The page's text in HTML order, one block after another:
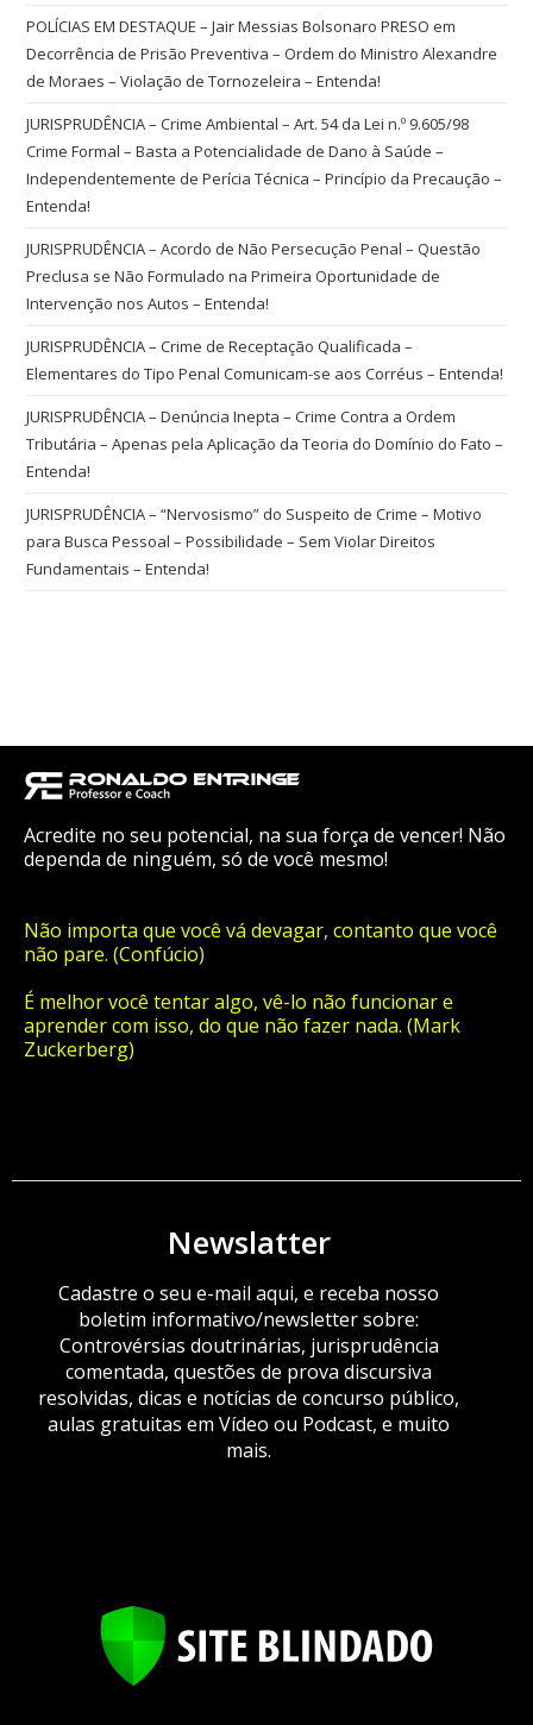
POLÍCIAS EM DESTAQUE – Jair Messias Bolsonaro PRESO em
Decorrência de Prisão Preventiva – Ordem do Ministro Alexandre
de Moraes – Violação de Tornozeleira – Entenda!
JURISPRUDÊNCIA – Crime Ambiental – Art. 54 da Lei n.º 9.605/98
Crime Formal – Basta a Potencialidade de Dano à Saúde –
Independentemente de Perícia Técnica – Princípio da Precaução –
Entenda!
JURISPRUDÊNCIA – Acordo de Não Persecução Penal – Questão
Preclusa se Não Formulado na Primeira Oportunidade de
Intervenção nos Autos – Entenda!
JURISPRUDÊNCIA – Crime de Receptação Qualificada –
Elementares do Tipo Penal Comunicam-se aos Corréus – Entenda!
JURISPRUDÊNCIA – Denúncia Inepta – Crime Contra a Ordem
Tributária – Apenas pela Aplicação da Teoria do Domínio do Fato –
Entenda!
JURISPRUDÊNCIA – “Nervosismo” do Suspeito de Crime – Motivo
para Busca Pessoal – Possibilidade – Sem Violar Direitos
Fundamentais – Entenda!
Acredite no seu potencial, na sua força de vencer! Não
dependa de ninguém, só de você mesmo!
Não importa que você vá devagar, contanto que você
não pare. (Confúcio)
É melhor você tentar algo, vê-lo não funcionar e
aprender com isso, do que não fazer nada. (Mark
Zuckerberg)
Newslatter
Cadastre o seu e-mail aqui, e receba nosso
boletim informativo/newsletter sobre:
Controvérsias doutrinárias, jurisprudência
comentada, questões de prova discursiva
resolvidas, dicas e notícias de concurso público,
aulas gratuitas em Vídeo ou Podcast, e muito
mais.